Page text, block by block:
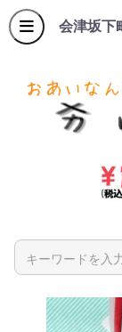
会津坂下
商品名やキーワ